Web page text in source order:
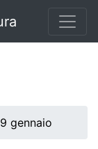
gennaio